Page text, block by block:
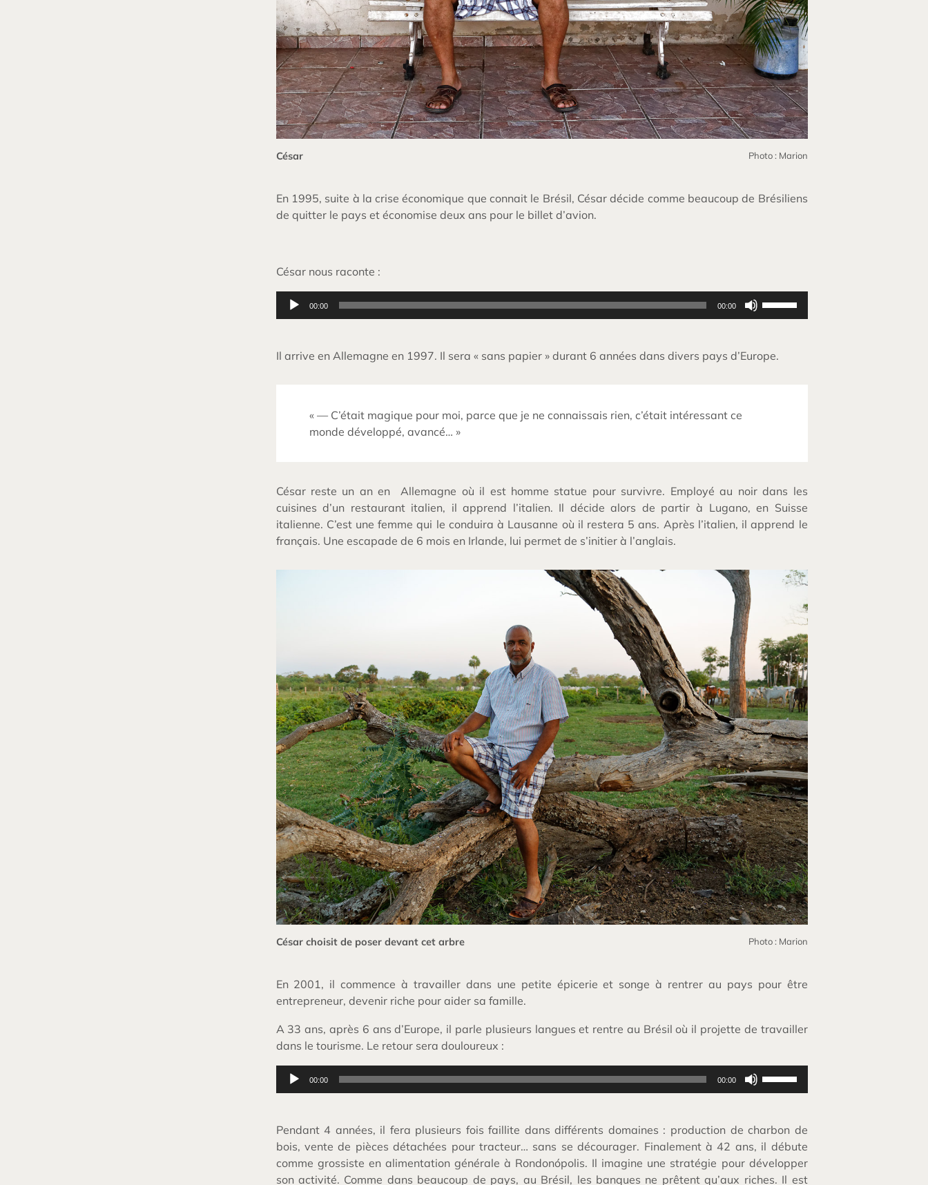
César Photo : Marion
En 1995, suite à la crise économique que connait le Brésil, César décide comme beaucoup de Brésiliens
de quitter le pays et économise deux ans pour le billet d’avion.
César nous raconte :
Lecteur
audio
00:00 00:00
les
flèches
augmenter
Il arrive en Allemagne en 1997. Il sera « sans papier » durant 6 années dans divers pays d’Europe.
« — C’était magique pour moi, parce que je ne connaissais rien, c’était intéressant ce
monde développé, avancé… »
César reste un an en Allemagne où il est homme statue pour survivre. Employé au noir dans les
cuisines d’un restaurant italien, il apprend l’italien. Il décide alors de partir à Lugano, en Suisse
italienne. C’est une femme qui le conduira à Lausanne où il restera 5 ans. Après l’italien, il apprend le
français. Une escapade de 6 mois en Irlande, lui permet de s’initier à l’anglais.
César choisit de poser devant cet arbre Photo : Marion
En 2001, il commence à travailler dans une petite épicerie et songe à rentrer au pays pour être
entrepreneur, devenir riche pour aider sa famille.
A 33 ans, après 6 ans d’Europe, il parle plusieurs langues et rentre au Brésil où il projette de travailler
dans le tourisme. Le retour sera douloureux :
Lecteur
audio
00:00 00:00
les
flèches
augmenter
ou
diminuer
le
volume.
Pendant 4 années, il fera plusieurs fois faillite dans différents domaines : production de charbon de
bois, vente de pièces détachées pour tracteur… sans se décourager. Finalement à 42 ans, il débute
comme grossiste en alimentation générale à Rondonópolis. Il imagine une stratégie pour développer
son activité. Comme dans beaucoup de pays, au Brésil, les banques ne prêtent qu’aux riches. Il est